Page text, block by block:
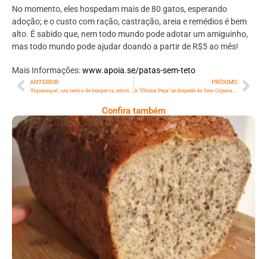
No momento, eles hospedam mais de 80 gatos, esperando
adoção; e o custo com ração, castração, areia e remédios é bem
alto. É sabido que, nem todo mundo pode adotar um amiguinho,
mas todo mundo pode ajudar doando a partir de R$5 ao mês!
Mais Informações:www.apoia.se/patas-sem-teto
ANTERIOR PRÓXIMO
Confira também
Comer Bem: Pão Low Carb